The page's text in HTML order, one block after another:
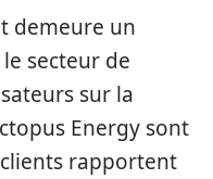
demeure un
secteur de
sur la
Energy sont
rapportent